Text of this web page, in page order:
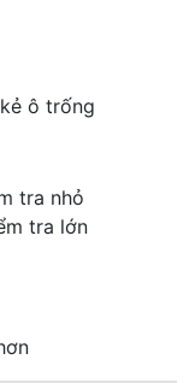
ô trống
tra nhỏ
tra lớn